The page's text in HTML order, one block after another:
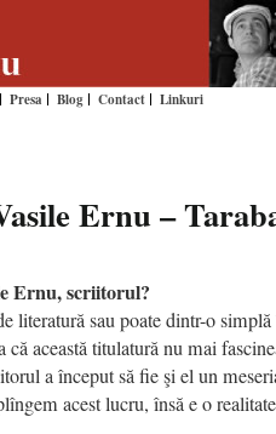
Presa Blog Contact Linkuri
Ernu –
Ernu, scriitorul?
literatură sau poate dintr-o
că această titulatură nu mai
a început să fie şi el un
acest lucru, însă e o